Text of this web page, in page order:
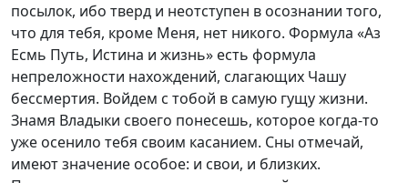
посылок, ибо тверд и неотступен в осознании того,
что для тебя, кроме Меня, нет никого. Формула «Аз
Есмь Путь, Истина и жизнь» есть формула
непреложности нахождений, слагающих Чашу
бессмертия. Войдем с тобой в самую гущу жизни.
Знамя Владыки своего понесешь, которое когда-то
уже осенило тебя своим касанием. Сны отмечай,
имеют значение особое: и свои, и близких.